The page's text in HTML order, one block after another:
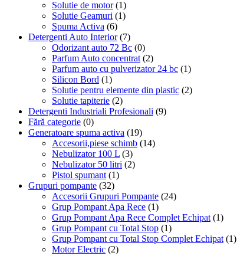
Solutie de motor (1)
Solutie Geamuri (1)
Spuma Activa (6)
Detergenti Auto Interior (7)
Odorizant auto 72 Bc (0)
Parfum Auto concentrat (2)
Parfum auto cu pulverizator 24 bc (1)
Silicon Bord (1)
Solutie pentru elemente din plastic (2)
Solutie tapiterie (2)
Detergenti Industriali Profesionali (9)
Fără categorie (0)
Generatoare spuma activa (19)
Accesorii,piese schimb (14)
Nebulizator 100 L (3)
Nebulizator 50 litri (2)
Pistol spumant (1)
Grupuri pompante (32)
Accesorii Grupuri Pompante (24)
Grup Pompant Apa Rece (1)
Grup Pompant Apa Rece Complet Echipat (1)
Grup Pompant cu Total Stop (1)
Grup Pompant cu Total Stop Complet Echipat (1)
Motor Electric (2)